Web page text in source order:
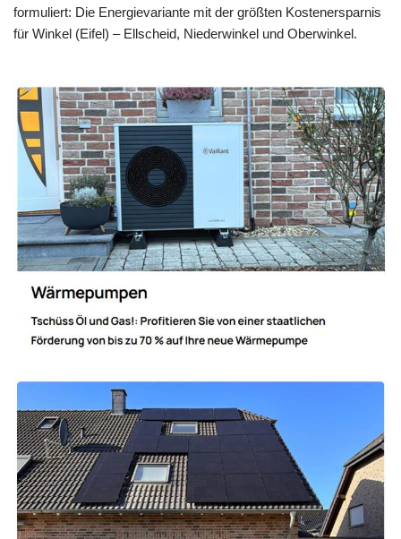
formuliert: Die Energievariante mit der größten Kostenersparnis
für Winkel (Eifel) – Ellscheid, Niederwinkel und Oberwinkel.